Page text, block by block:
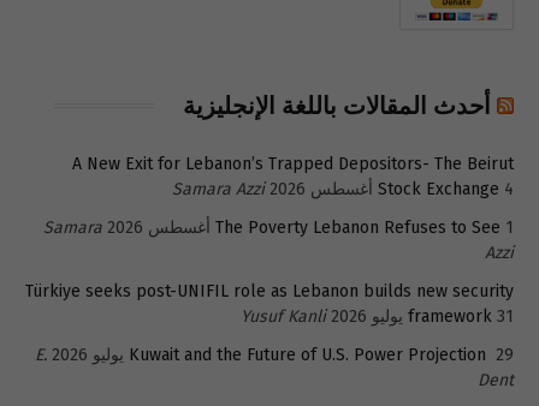
أحدث المقالات باللغة الإنجليزية
A New Exit for Lebanon’s Trapped Depositors- The Beirut
Stock Exchange 4 أغسطس 2026
Samara Azzi
The Poverty Lebanon Refuses to See 1 أغسطس 2026
Samara
Azzi
Türkiye seeks post-UNIFIL role as Lebanon builds new security
framework 31 يوليو 2026
Yusuf Kanli
Kuwait and the Future of U.S. Power Projection 29 يوليو 2026
E.
Dent